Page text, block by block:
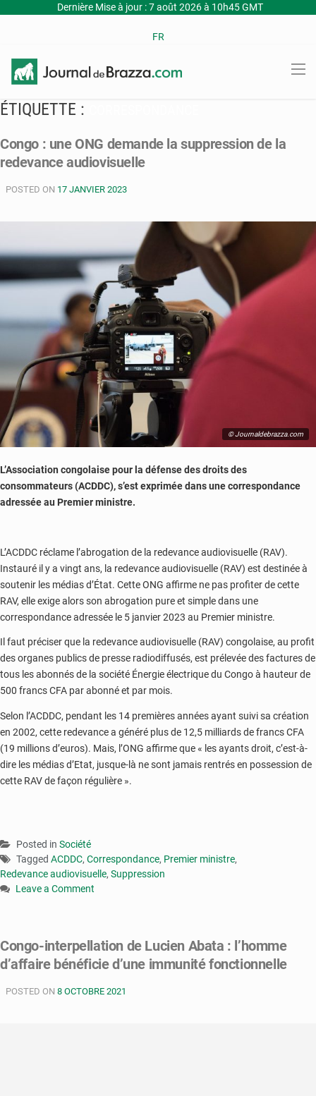
Dernière Mise à jour : 7 août 2026 à 10h45 GMT
FR
ÉTIQUETTE :
Congo : une ONG demande la suppression de la
redevance audiovisuelle
POSTED ON 17 JANVIER 2023
© Journaldebrazza.com
L’Association congolaise pour la défense des droits des
consommateurs (ACDDC), s’est exprimée dans une correspondance
adressée au Premier ministre.
L’ACDDC réclame l’abrogation de la redevance audiovisuelle (RAV).
Instauré il y a vingt ans, la redevance audiovisuelle (RAV) est destinée à
soutenir les médias d’État. Cette ONG affirme ne pas profiter de cette
RAV, elle exige alors son abrogation pure et simple dans une
correspondance adressée le 5 janvier 2023 au Premier ministre.
Il faut préciser que la redevance audiovisuelle (RAV) congolaise, au profit
des organes publics de presse radiodiffusés, est prélevée des factures de
tous les abonnés de la société Énergie électrique du Congo à hauteur de
500 francs CFA par abonné et par mois.
Selon l’ACDDC, pendant les 14 premières années ayant suivi sa création
en 2002, cette redevance a généré plus de 12,5 milliards de francs CFA
(19 millions d’euros). Mais, l’ONG affirme que « les ayants droit, c’est-à-
dire les médias d’Etat, jusque-là ne sont jamais rentrés en possession de
cette RAV de façon régulière ».
Posted in Société
Tagged ACDDC, Correspondance, Premier ministre,
Redevance audiovisuelle, Suppression
Leave a Comment
une
ONG
la
Congo-interpellation de Lucien Abata : l’homme
d’affaire bénéficie d’une immunité fonctionnelle
POSTED ON 8 OCTOBRE 2021